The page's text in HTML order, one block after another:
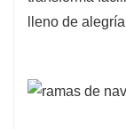
lleno de